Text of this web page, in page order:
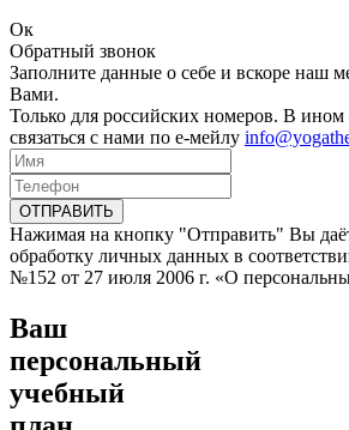
Ок
Обратный звонок
Заполните данные о себе и вскоре наш
Вами.
Только для российских номеров. В
связаться с нами по е-мейлу
ОТПРАВИТЬ
Нажимая на кнопку "Отправить" Вы
обработку личных данных в
№152 от 27 июля 2006 г. «О
Ваш
персональный
учебный